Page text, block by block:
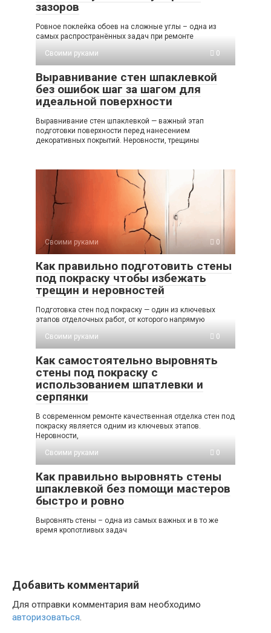
зазоров
Ровное поклейка обоев на сложные углы – одна из
самых распространённых задач при ремонте
Своими руками
0
Выравнивание стен шпаклевкой
без ошибок шаг за шагом для
идеальной поверхности
Выравнивание стен шпаклевкой — важный этап
подготовки поверхности перед нанесением
декоративных покрытий. Неровности, трещины
Своими руками 0
Как правильно подготовить стены
под покраску чтобы избежать
трещин и неровностей
Подготовка стен под покраску — один из ключевых
этапов отделочных работ, от которого напрямую
Своими руками
0
Как самостоятельно выровнять
стены под покраску с
использованием шпатлевки и
серпянки
В современном ремонте качественная отделка стен под
покраску является одним из ключевых этапов.
Неровности,
Своими руками
0
Как правильно выровнять стены
шпаклевкой без помощи мастеров
быстро и ровно
Выровнять стены – одна из самых важных и в то же
время кропотливых задач
Добавить комментарий
Для отправки комментария вам необходимо
авторизоваться